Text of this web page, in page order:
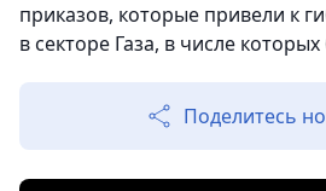
приказов, которые привели к
в секторе Газа, в числе
Поделитесь